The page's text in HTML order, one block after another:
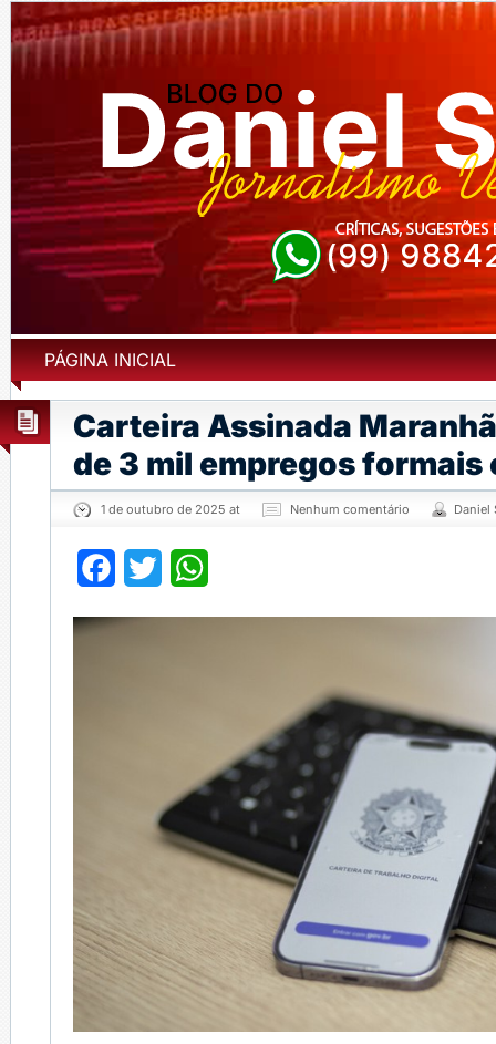
PÁGINA INICIAL
Carteira Assinada
de 3 mil empregos formais
1 de outubro de 2025 at Nenhum comentário Daniel
Facebook
Twitter